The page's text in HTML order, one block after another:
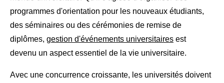
programmes d'orientation pour les nouveaux étudiants,
des séminaires ou des cérémonies de remise de
diplômes, gestion d'événements universitaires est
devenu un aspect essentiel de la vie universitaire.
Avec une concurrence croissante, les universités doivent